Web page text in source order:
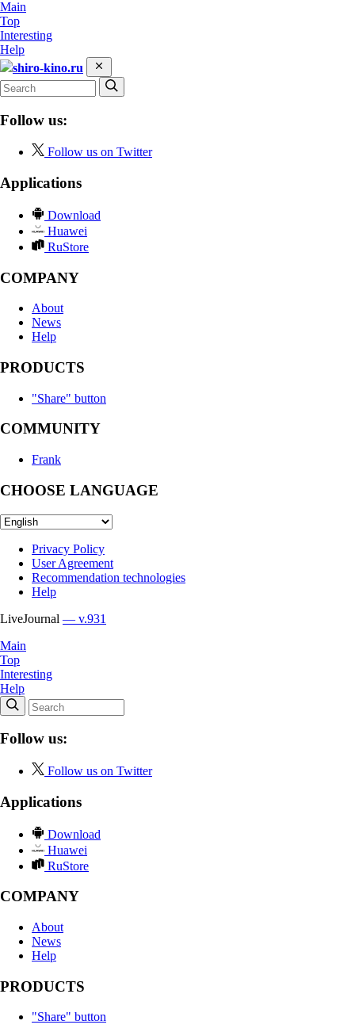
Main
Top
Interesting
Help
shiro-kino.ru
Follow us:
Follow us on Twitter
Applications
Download
Huawei
RuStore
COMPANY
About
News
Help
PRODUCTS
"Share" button
COMMUNITY
Frank
CHOOSE LANGUAGE
Privacy Policy
User Agreement
Recommendation technologies
Help
LiveJournal — v.931
Main
Top
Interesting
Help
Follow us:
Follow us on Twitter
Applications
Download
Huawei
RuStore
COMPANY
About
News
Help
PRODUCTS
"Share" button